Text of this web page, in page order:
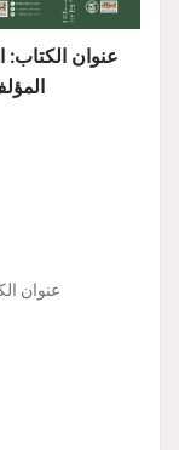
عنوان الكتاب:
عنوان